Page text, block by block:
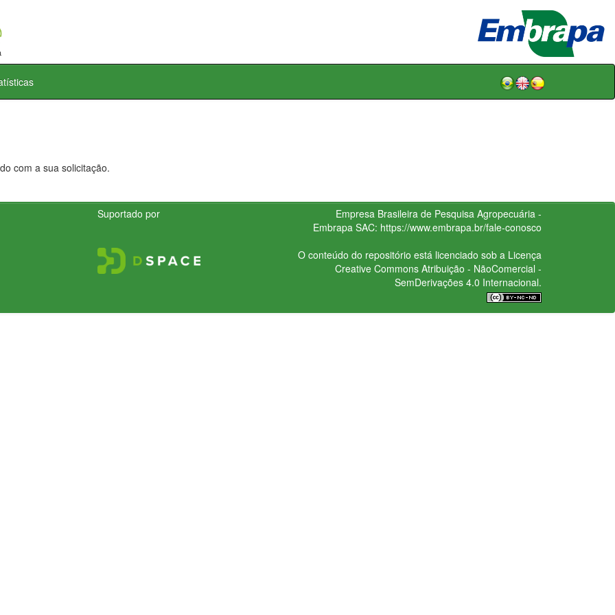
com a sua solicitação.
Suportado por
Empresa Brasileira de Pesquisa Agropecuária -
Embrapa SAC: https://www.embrapa.br/fale-conosco
O conteúdo do repositório está licenciado sob a Licença
Creative CommonsAtribuição - NãoComercial -
SemDerivações 4.0 Internacional.